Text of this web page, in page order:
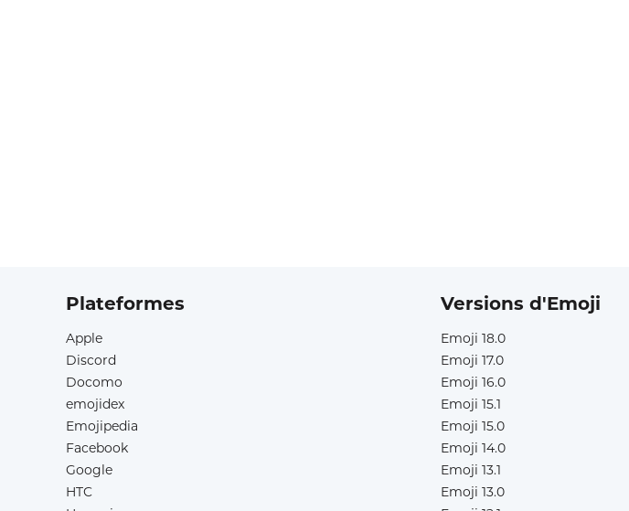
Plateformes
Apple
Discord
Docomo
emojidex
Emojipedia
Facebook
Google
HTC
Versions d'Emoji
Emoji 18.0
Emoji 17.0
Emoji 16.0
Emoji 15.1
Emoji 15.0
Emoji 14.0
Emoji 13.1
Emoji 13.0